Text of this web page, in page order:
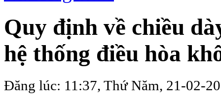
Quy định về chiều
hệ thống điều hòa
Đăng lúc: 11:37, Thứ Năm, 21-02-